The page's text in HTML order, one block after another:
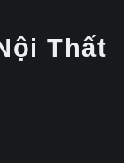
Thất